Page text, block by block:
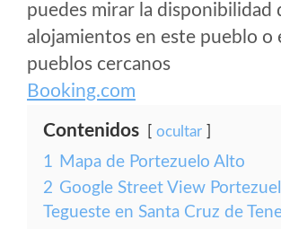
puedes mirar la disponibilidad
alojamientos en este pueblo o
pueblos cercanos
Booking.com
Contenidos ocultar
1 Mapa de Portezuelo Alto
2 Google Street View
Tegueste en Santa Cruz de